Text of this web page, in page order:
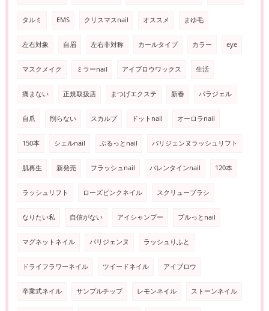
タルミ EMS クリスマスnail オススメ まゆ毛
左右対象 自眉 左右非対称 カールタイプ カラー eye
マスクメイク ミラーnail アイブロウワックス 生活
痛まない 正規取扱店 まつげエクステ 新春 パラジェル
自爪 削らない スカルプ ドットnail オーロラnail
150本 シェルnail ぷるっとnail パリジェンヌラッシュリフト
肌再生 新発売 フラッシュnail バレンタインnail 120本
ラッシュリフト ローズピンクネイル スクリューブラシ
なりたい私 自信がない アイシャンプー プルっとnail
マグネットネイル パリジェンヌ ラッシュりふと
ドライフラワーネイル ツイードネイル アイブロウ
卒業式ネイル サンプルチップ レモンネイル ストーンネイル